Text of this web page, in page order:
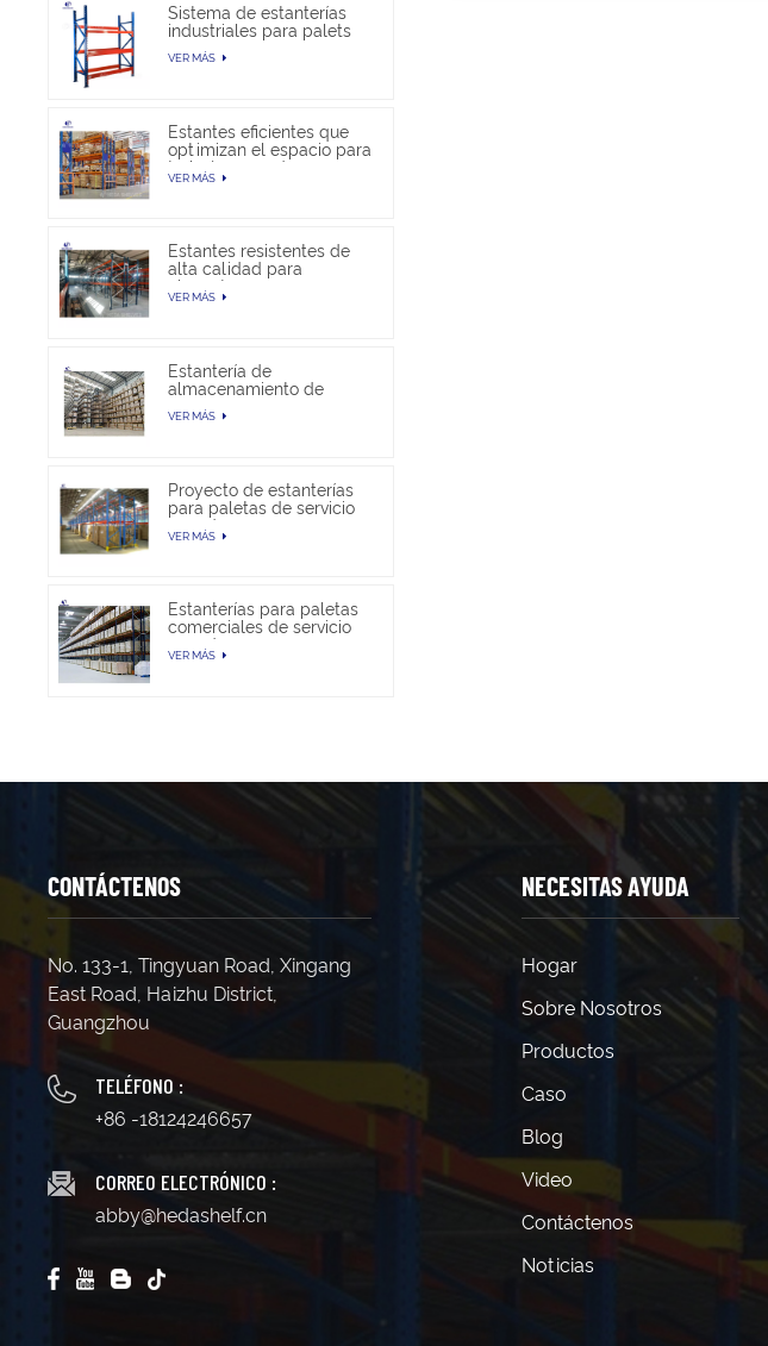
Sistema de estanterías
industriales para palets
de alta resistencia para
almacenamiento en
VER MÁS
Estantes eficientes que
optimizan el espacio para
trabajos pesados en
almacenes
VER MÁS
Estantes resistentes de
alta calidad para
almacén
VER MÁS
Estantería de
almacenamiento de
paletas selectivas en
venta
VER MÁS
Proyecto de estanterías
para paletas de servicio
pesado
VER MÁS
Estanterías para paletas
comerciales de servicio
pesado
VER MÁS
CONTÁCTENOS
No. 133-1, Tingyuan Road, Xingang
East Road, Haizhu District,
Guangzhou
TELÉFONO :
+86 -18124246657
CORREO ELECTRÓNICO :
abby@hedashelf.cn
NECESITAS AYUDA
Hogar
Sobre Nosotros
Productos
Caso
Blog
Video
Contáctenos
Noticias